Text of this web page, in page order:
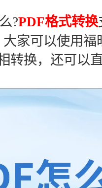
?PDF格式转换
家可以使用福
转换，还可以